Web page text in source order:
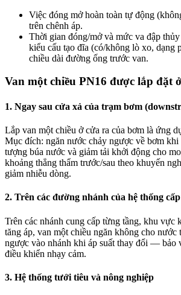
Việc đóng mở hoàn toàn tự động
trên chênh áp.
Thời gian đóng/mở và mức va đập
kiểu cấu tạo đĩa (có/không lò xo, dạng
chiều dài đường ống trước van.
Van một chiều PN16 được lắp đặt
1. Ngay sau cửa xả của trạm bơm
Lắp van một chiều ở cửa ra của bơm là ứng
Mục đích: ngăn nước chảy ngược về bơm khi
tượng búa nước và giảm tải khởi động cho
khoảng thẳng thẩm trước/sau theo khuyến
giảm nhiễu dòng.
2. Trên các đường nhánh của hệ thống
Trên các nhánh cung cấp từng tầng, khu vực
tăng áp, van một chiều ngăn không cho
ngược vào nhánh khi áp suất thay đổi — bảo
điều khiển nhạy cảm.
3. Hệ thống tưới tiêu và nông nghiệp